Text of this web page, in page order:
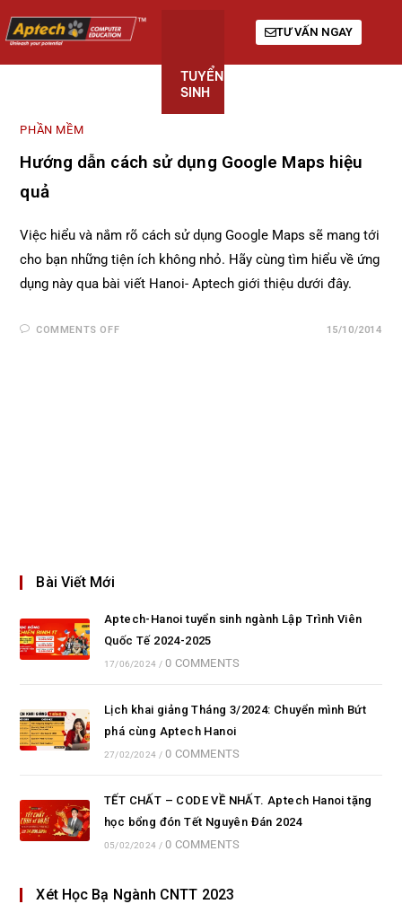
TUYỂN
SINH
TƯ VẤN NGAY
PHẦN MỀM
Hướng dẫn cách sử dụng Google Maps hiệu
quả
Việc hiểu và nắm rõ cách sử dụng Google Maps sẽ mang tới
cho bạn những tiện ích không nhỏ. Hãy cùng tìm hiểu về ứng
dụng này qua bài viết Hanoi- Aptech giới thiệu dưới đây.
COMMENTS OFF 15/10/2014
Bài Viết Mới
Aptech-Hanoi tuyển sinh ngành Lập Trình Viên
Quốc Tế 2024-2025
17/06/2024 / 0 COMMENTS
Lịch khai giảng Tháng 3/2024: Chuyển mình Bứt
phá cùng Aptech Hanoi
27/02/2024 / 0 COMMENTS
TẾT CHẤT – CODE VỀ NHẤT. Aptech Hanoi tặng
học bổng đón Tết Nguyên Đán 2024
05/02/2024 / 0 COMMENTS
Xét Học Bạ Ngành CNTT 2023